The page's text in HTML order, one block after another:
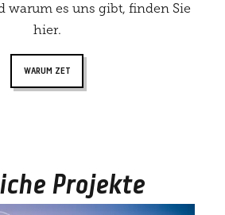
warum es uns gibt, finden Sie
hier.
WARUM ZET
Projekte